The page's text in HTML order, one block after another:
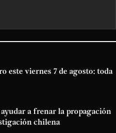
este viernes 7 de agosto: toda
a frenar la propagación
chilena